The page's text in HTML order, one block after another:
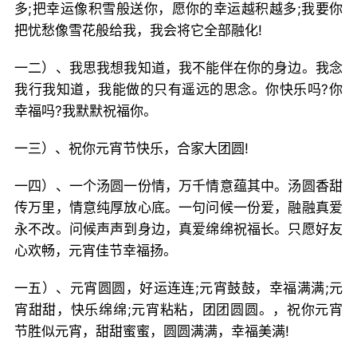
多;把幸运像积雪般送你，愿你的幸运越积越多;我要你
把忧愁像雪花般给我，我会将它全部融化!
一二）、我思我想我知道，我不能伴在你的身边。我念
我行我知道，我能做的只有遥远的思念。你快乐吗?你
幸福吗?我默默祝福你。
一三）、祝你元宵节快乐，合家大团圆!
一四）、一个汤圆一份情，万千情意蕴其中。汤圆香甜
传万里，情意纯厚放心底。一句问候一份爱，融融真爱
永不改。问候声声到身边，真爱绵绵祝福长。只愿好友
心欢畅，元宵佳节幸福扬。
一五）、元宵圆圆，好运连连;元宵鼓鼓，幸福满满;元
宵甜甜，快乐绵绵;元宵粘粘，团团圆圆。，祝你元宵
节胜似元宵，甜甜蜜蜜，圆圆满满，幸福美满!